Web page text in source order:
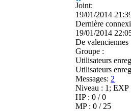
Joint:
19/01/2014
Dernière
19/01/2014
De valenciennes
Groupe :
Utilisateurs
Utilisateurs
Messages: 2
Niveau : 1; EXP
HP : 0 / 0
MP : 0 / 25